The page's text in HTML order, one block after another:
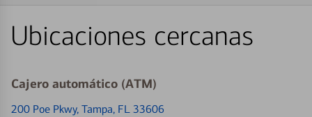
Ubicaciones cercanas
Cajero automático (ATM)
200 Poe Pkwy, Tampa, FL 33606